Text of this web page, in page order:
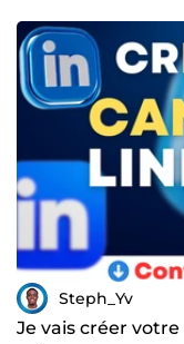
Steph_Yv
Je vais créer